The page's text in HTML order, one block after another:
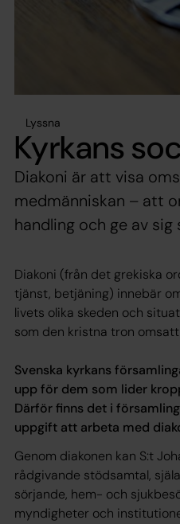
Lyssna
Kyrkans
Diakoni är att visa
medmänniskan – att
handling och ge av sig
Diakoni (från det grekiska
tjänst, betjäning) innebär
livets olika skeden och
som den kristna tron
Svenska kyrkans
upp för dem som lider
Därför finns det i
uppgift att arbeta med
Genom diakonen kan S:t
rådgivande stödsamtal,
sörjande, hem- och
myndigheter och